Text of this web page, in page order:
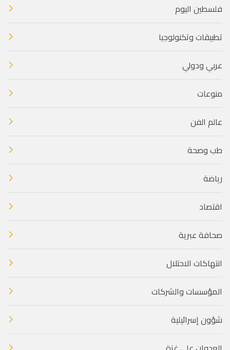
فلسطين اليوم
تطبيقات وتكنولوجيا
عربي ودولي
منوعات
عالم الفن
طب وصحة
رياضة
اقتصاد
صحافة عبرية
انتهاكات الاحتلال
المؤسسات والشركات
شؤون إسرائيلية